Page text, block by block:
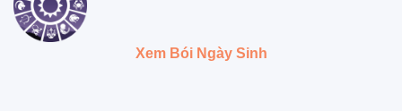
Xem Bói Ngày Sinh